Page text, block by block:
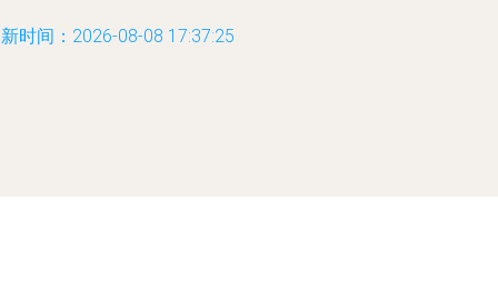
时间：2026-08-08 17:37:25